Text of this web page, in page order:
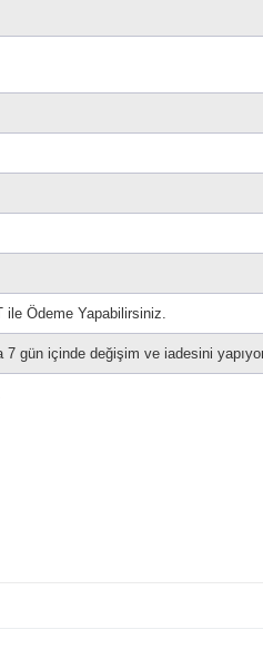
ile Ödeme Yapabilirsiniz.
7 gün içinde değişim ve iadesini